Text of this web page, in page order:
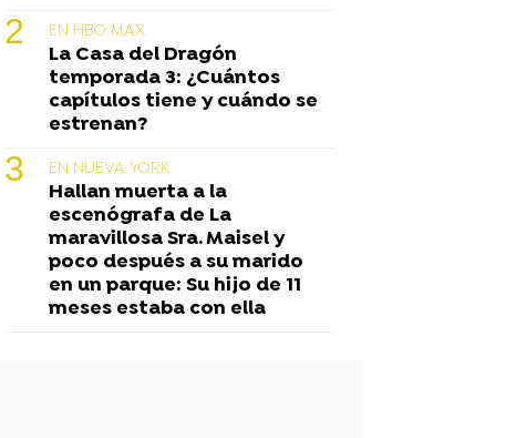
EN HBO MAX
La Casa del Dragón
temporada 3: ¿Cuántos
capítulos tiene y cuándo se
estrenan?
EN NUEVA YORK
Hallan muerta a la
escenógrafa de La
maravillosa Sra. Maisel y
poco después a su marido
en un parque: Su hijo de 11
meses estaba con ella